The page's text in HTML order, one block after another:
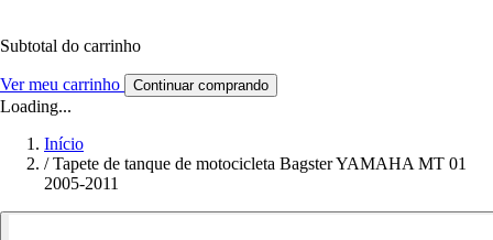
Subtotal do carrinho
Ver meu carrinho Continuar comprando
Loading...
Início
/ Tapete de tanque de motocicleta Bagster YAMAHA MT 01
2005-2011